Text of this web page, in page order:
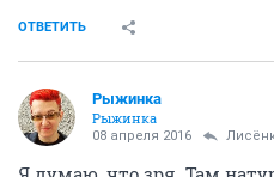
ОТВЕТИТЬ
Рыжинка
Рыжинка
08 апреля 2016